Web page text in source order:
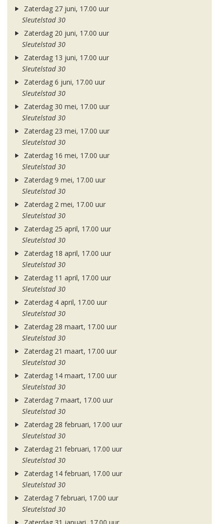
Zaterdag 27 juni, 17.00 uur
Sleutelstad 30
Zaterdag 20 juni, 17.00 uur
Sleutelstad 30
Zaterdag 13 juni, 17.00 uur
Sleutelstad 30
Zaterdag 6 juni, 17.00 uur
Sleutelstad 30
Zaterdag 30 mei, 17.00 uur
Sleutelstad 30
Zaterdag 23 mei, 17.00 uur
Sleutelstad 30
Zaterdag 16 mei, 17.00 uur
Sleutelstad 30
Zaterdag 9 mei, 17.00 uur
Sleutelstad 30
Zaterdag 2 mei, 17.00 uur
Sleutelstad 30
Zaterdag 25 april, 17.00 uur
Sleutelstad 30
Zaterdag 18 april, 17.00 uur
Sleutelstad 30
Zaterdag 11 april, 17.00 uur
Sleutelstad 30
Zaterdag 4 april, 17.00 uur
Sleutelstad 30
Zaterdag 28 maart, 17.00 uur
Sleutelstad 30
Zaterdag 21 maart, 17.00 uur
Sleutelstad 30
Zaterdag 14 maart, 17.00 uur
Sleutelstad 30
Zaterdag 7 maart, 17.00 uur
Sleutelstad 30
Zaterdag 28 februari, 17.00 uur
Sleutelstad 30
Zaterdag 21 februari, 17.00 uur
Sleutelstad 30
Zaterdag 14 februari, 17.00 uur
Sleutelstad 30
Zaterdag 7 februari, 17.00 uur
Sleutelstad 30